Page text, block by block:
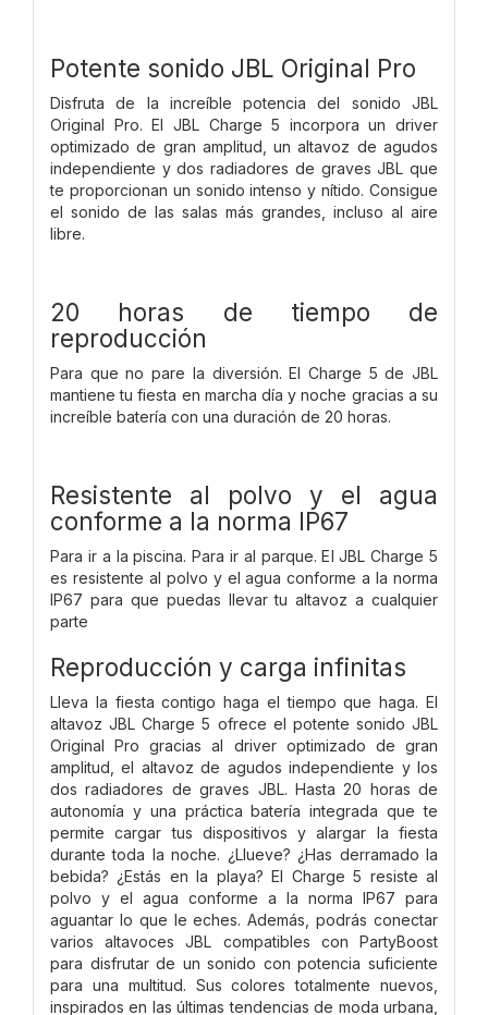
Potente sonido JBL Original Pro
Disfruta de la increíble potencia del sonido JBL
Original Pro. El JBL Charge 5 incorpora un driver
optimizado de gran amplitud, un altavoz de agudos
independiente y dos radiadores de graves JBL que
te proporcionan un sonido intenso y nítido. Consigue
el sonido de las salas más grandes, incluso al aire
libre.
20 horas de tiempo de
reproducción
Para que no pare la diversión. El Charge 5 de JBL
mantiene tu fiesta en marcha día y noche gracias a su
increíble batería con una duración de 20 horas.
Resistente al polvo y el agua
conforme a la norma IP67
Para ir a la piscina. Para ir al parque. El JBL Charge 5
es resistente al polvo y el agua conforme a la norma
IP67 para que puedas llevar tu altavoz a cualquier
parte
Reproducción y carga infinitas
Lleva la fiesta contigo haga el tiempo que haga. El
altavoz JBL Charge 5 ofrece el potente sonido JBL
Original Pro gracias al driver optimizado de gran
amplitud, el altavoz de agudos independiente y los
dos radiadores de graves JBL. Hasta 20 horas de
autonomía y una práctica batería integrada que te
permite cargar tus dispositivos y alargar la fiesta
durante toda la noche. ¿Llueve? ¿Has derramado la
bebida? ¿Estás en la playa? El Charge 5 resiste al
polvo y el agua conforme a la norma IP67 para
aguantar lo que le eches. Además, podrás conectar
varios altavoces JBL compatibles con PartyBoost
para disfrutar de un sonido con potencia suficiente
para una multitud. Sus colores totalmente nuevos,
inspirados en las últimas tendencias de moda urbana,